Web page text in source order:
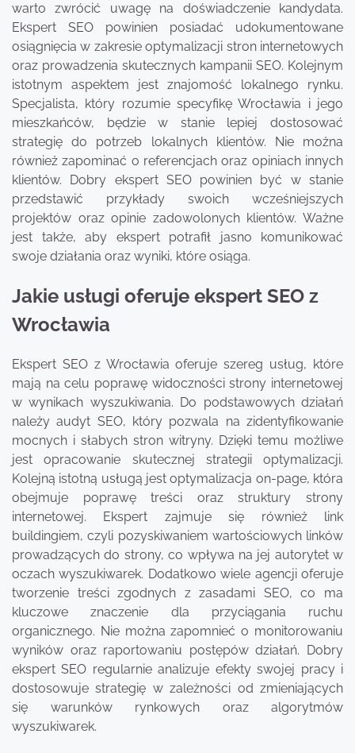
warto zwrócić uwagę na doświadczenie kandydata.
Ekspert SEO powinien posiadać udokumentowane
osiągnięcia w zakresie optymalizacji stron internetowych
oraz prowadzenia skutecznych kampanii SEO. Kolejnym
istotnym aspektem jest znajomość lokalnego rynku.
Specjalista, który rozumie specyfikę Wrocławia i jego
mieszkańców, będzie w stanie lepiej dostosować
strategię do potrzeb lokalnych klientów. Nie można
również zapominać o referencjach oraz opiniach innych
klientów. Dobry ekspert SEO powinien być w stanie
przedstawić przykłady swoich wcześniejszych
projektów oraz opinie zadowolonych klientów. Ważne
jest także, aby ekspert potrafił jasno komunikować
swoje działania oraz wyniki, które osiąga.
Jakie usługi oferuje ekspert SEO z
Wrocławia
Ekspert SEO z Wrocławia oferuje szereg usług, które
mają na celu poprawę widoczności strony internetowej
w wynikach wyszukiwania. Do podstawowych działań
należy audyt SEO, który pozwala na zidentyfikowanie
mocnych i słabych stron witryny. Dzięki temu możliwe
jest opracowanie skutecznej strategii optymalizacji.
Kolejną istotną usługą jest optymalizacja on-page, która
obejmuje poprawę treści oraz struktury strony
internetowej. Ekspert zajmuje się również link
buildingiem, czyli pozyskiwaniem wartościowych linków
prowadzących do strony, co wpływa na jej autorytet w
oczach wyszukiwarek. Dodatkowo wiele agencji oferuje
tworzenie treści zgodnych z zasadami SEO, co ma
kluczowe znaczenie dla przyciągania ruchu
organicznego. Nie można zapomnieć o monitorowaniu
wyników oraz raportowaniu postępów działań. Dobry
ekspert SEO regularnie analizuje efekty swojej pracy i
dostosowuje strategię w zależności od zmieniających
się warunków rynkowych oraz algorytmów
wyszukiwarek.